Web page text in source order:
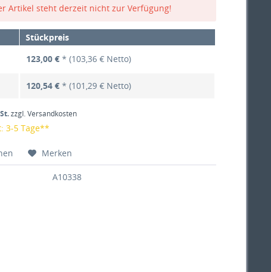
Artikel steht derzeit nicht zur Verfügung!
Stückpreis
123,00 € * (103,36 € Netto)
120,54 € * (101,29 € Netto)
zzgl. Versandkosten
3-5 Tage**
Merken
A10338